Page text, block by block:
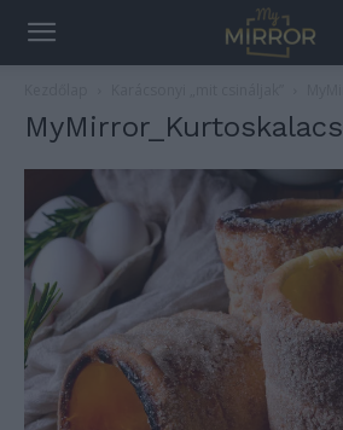
MyMirror_Kurtoskalacs